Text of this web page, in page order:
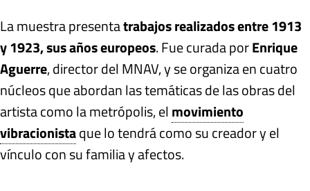
La muestra presentatrabajos realizados entre 1913
y 1923, sus años europeos. Fue curada porEnrique
Aguerre, director del MNAV, y se organiza en cuatro
núcleos que abordan las temáticas de las obras del
artista como la metrópolis, el movimiento
vibracionistaque lo tendrá como su creador y el
vínculo con su familia y afectos.